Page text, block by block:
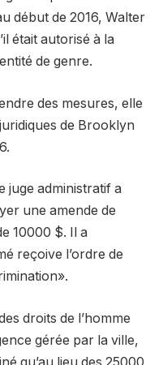
début de 2016, Walter
était autorisé à la
de genre.
des mesures, elle
de Brooklyn
juge administratif a
une amende de
10000 $. Il a
reçoive l’ordre de
droits de l’homme
gérée par la ville,